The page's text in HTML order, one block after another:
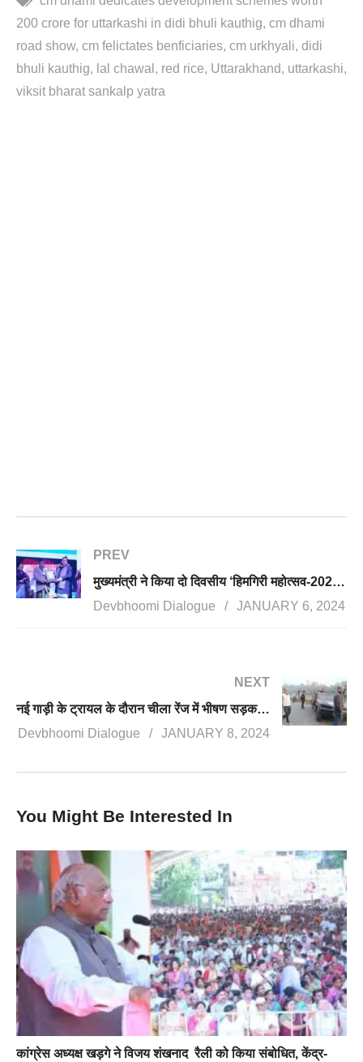
200 crore for uttarkashi in didi bhuli kauthig cm dhami
road show cm felictates benficiaries cm urkhyali didi
bhuli kauthig
lal chawal red rice Uttarakhand
uttarkashi
viksit bharat sankalp yatra
PREV
मुख्यमंत्री ने किया दो दिवसीय ‘हिमगिरी महोत्सव-2024″ का शुभारम्भ
Devbhoomi Dialogue
JANUARY 6, 2024
NEXT
नई गाड़ी के ट्रायल के दौरान चीला रेंज में भीषण सड़क हादसा, 4 वन अधिकारियों की मौत, एक लापता, 5 घायल
Devbhoomi Dialogue
JANUARY 8, 2024
You Might Be Interested In
कांग्रेस अध्यक्ष खड़गे ने विजय शंखनाद रैली को किया संबोधित, केंद्र-